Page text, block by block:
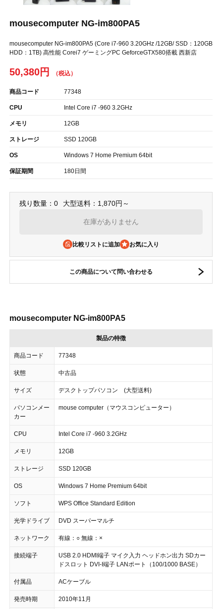
mousecomputer NG-im800PA5
mousecomputer NG-im800PA5 (Core i7-960 3.20GHz /12GB/ SSD：120GB
HDD：1TB) 高性能 Corei7 ゲーミングPC GeforceGTX580搭載 西新店
50,380円
商品コード 77348
CPU Intel Core i7 -960 3.2GHz
メモリ 12GB
ストレージ SSD 120GB
OS Windows 7 Home Premium 64bit
保証期間 180日間
残り数量：0 大型送料：1,870円～
在庫がありません
比較リストに追加
この商品について問い合わせる
mousecomputer NG-im800PA5
製品の特徴
商品コード 77348
状態 中古品
サイズ デスクトップパソコン (大型送料)
パソコンメー
カー
mouse computer（マウスコンピューター）
CPU Intel Core i7 -960 3.2GHz
メモリ 12GB
ストレージ SSD 120GB
OS Windows 7 Home Premium 64bit
ソフト WPS Office Standard Edition
光学ドライブ DVD スーパーマルチ
ネットワーク 有線：○ 無線：×
接続端子
USB 2.0 HDMI端子 マイク入力 ヘッドホン出力 SDカー
ドスロット DVI-I端子 LANポート（100/1000 BASE）
付属品 ACケーブル
発売時期 2010年11月